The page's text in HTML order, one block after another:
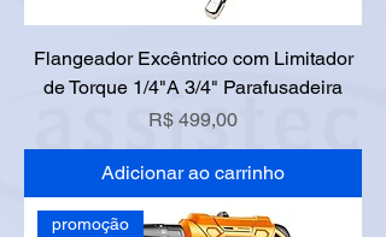
Flangeador Excêntrico com Limitador
de Torque 1/4"A 3/4" Parafusadeira
Preço
R$ 499,00
Adicionar ao carrinho
promoção